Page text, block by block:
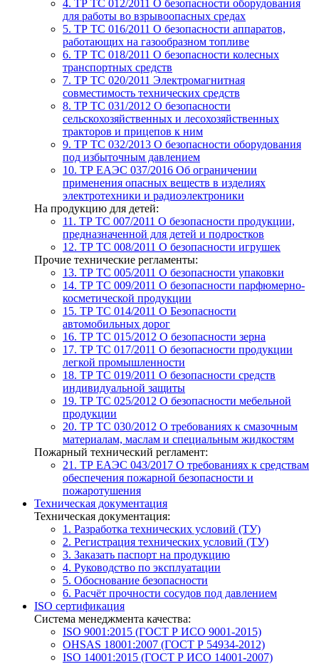
4. ТР ТС 012/2011 О безопасности оборудования
для работы во взрывоопасных средах
5. ТР ТС 016/2011 О безопасности аппаратов,
работающих на газообразном топливе
6. ТР ТС 018/2011 О безопасности колесных
транспортных средств
7. TР ТС 020/2011 Электромагнитная
совместимость технических средств
8. ТР ТС 031/2012 О безопасности
сельскохозяйственных и лесохозяйственных
тракторов и прицепов к ним
9. ТР ТС 032/2013 О безопасности оборудования
под избыточным давлением
10. ТР ЕАЭС 037/2016 Об ограничении
применения опасных веществ в изделиях
электротехники и радиоэлектроники
На продукцию для детей:
11. ТР ТС 007/2011 О безопасности продукции,
предназначенной для детей и подростков
12. ТР ТС 008/2011 О безопасности игрушек
Прочие технические регламенты:
13. ТР ТС 005/2011 О безопасности упаковки
14. ТР ТС 009/2011 О безопасности парфюмерно-
косметической продукции
15. ТР ТС 014/2011 О Безопасности
автомобильных дорог
16. ТР ТС 015/2012 О безопасности зерна
17. ТР ТС 017/2011 О безопасности продукции
легкой промышленности
18. ТР ТС 019/2011 О безопасности средств
индивидуальной защиты
19. ТР ТС 025/2012 О безопасности мебельной
продукции
20. ТР ТС 030/2012 О требованиях к смазочным
материалам, маслам и специальным жидкостям
Пожарный технический регламент:
21. ТР ЕАЭС 043/2017 О требованиях к средствам
обеспечения пожарной безопасности и
пожаротушения
Техническая документация
Техническая документация:
1. Разработка технических условий (ТУ)
2. Регистрация технических условий (ТУ)
3. Заказать паспорт на продукцию
4. Руководство по эксплуатации
5. Обоснование безопасности
6. Расчёт прочности сосудов под давлением
ISO сертификация
Система менеджмента качества:
ISO 9001:2015 (ГОСТ Р ИСО 9001-2015)
OHSAS 18001:2007 (ГОСТ Р 54934-2012)
ISO 14001:2015 (ГОСТ Р ИСО 14001-2007)